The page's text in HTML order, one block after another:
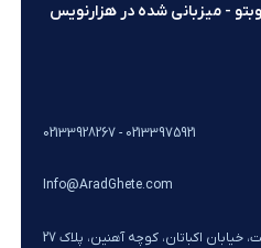
02133975921 - 02133928267
Info@AradGhete.com
خیابان اکباتان، کوچه آهنین، پلاک 27
- میزبانی شده در هزارنویس